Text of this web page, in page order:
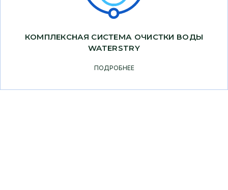
КОМПЛЕКСНАЯ СИСТЕМА ОЧИСТКИ ВОДЫ
WATERSTRY
ПОДРОБНЕЕ